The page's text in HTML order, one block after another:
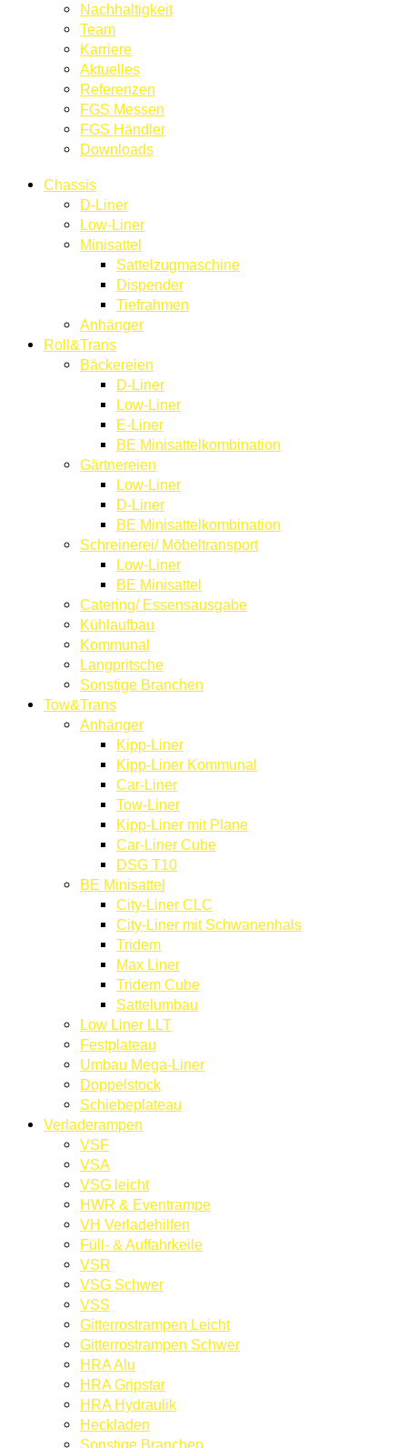
Nachhaltigkeit
Team
Karriere
Aktuelles
Referenzen
FGS Messen
FGS Händler
Downloads
Chassis
D-Liner
Low-Liner
Minisattel
Sattelzugmaschine
Dispender
Tiefrahmen
Anhänger
Roll&Trans
Bäckereien
D-Liner
Low-Liner
E-Liner
BE Minisattelkombination
Gärtnereien
Low-Liner
D-Liner
BE Minisattelkombination
Schreinerei/ Möbeltransport
Low-Liner
BE Minisattel
Catering/ Essensausgabe
Kühlaufbau
Kommunal
Langpritsche
Sonstige Branchen
Tow&Trans
Anhänger
Kipp-Liner
Kipp-Liner Kommunal
Car-Liner
Tow-Liner
Kipp-Liner mit Plane
Car-Liner Cube
DSG T10
BE Minisattel
City-Liner CLC
City-Liner mit Schwanenhals
Tridem
Max Liner
Tridem Cube
Sattelumbau
Low Liner LLT
Festplateau
Umbau Mega-Liner
Doppelstock
Schiebeplateau
Verladerampen
VSF
VSA
VSG leicht
HWR & Eventrampe
VH Verladehilfen
Füll- & Auffahrkeile
VSR
VSG Schwer
VSS
Gitterrostrampen Leicht
Gitterrostrampen Schwer
HRA Alu
HRA Gripstar
HRA Hydraulik
Heckladen
Sonstige Branchen